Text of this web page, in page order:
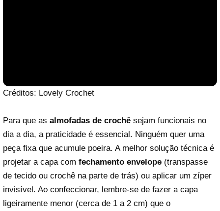
Reproduzir vídeo
Créditos: Lovely Crochet
Para que as almofadas de crochê sejam funcionais no
dia a dia, a praticidade é essencial. Ninguém quer uma
peça fixa que acumule poeira. A melhor solução técnica é
projetar a capa com fechamento envelope (transpasse
de tecido ou crochê na parte de trás) ou aplicar um zíper
invisível. Ao confeccionar, lembre-se de fazer a capa
ligeiramente menor (cerca de 1 a 2 cm) que o